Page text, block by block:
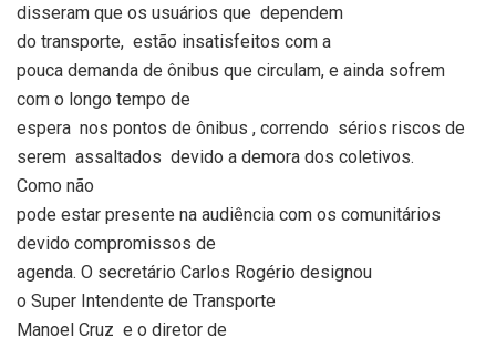
disseram que os usuários que dependem
do transporte, estão insatisfeitos com a
pouca demanda de ônibus que circulam, e ainda sofrem
com o longo tempo de
espera nos pontos de ônibus , correndo sérios riscos de
serem assaltados devido a demora dos coletivos.
Como não
pode estar presente na audiência com os comunitários
devido compromissos de
agenda. O secretário Carlos Rogério designou
o Super Intendente de Transporte
Manoel Cruz e o diretor de